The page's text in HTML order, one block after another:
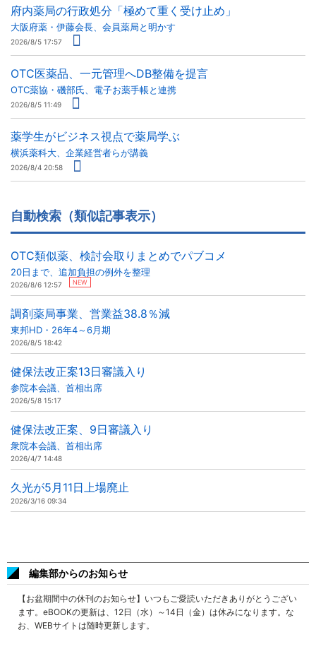
府内薬局の行政処分「極めて重く受け止め」
大阪府薬・伊藤会長、会員薬局と明かす
2026/8/5 17:57
OTC医薬品、一元管理へDB整備を提言
OTC薬協・磯部氏、電子お薬手帳と連携
2026/8/5 11:49
薬学生がビジネス視点で薬局学ぶ
横浜薬科大、企業経営者らが講義
2026/8/4 20:58
自動検索（類似記事表示）
OTC類似薬、検討会取りまとめでパブコメ
20日まで、追加負担の例外を整理
2026/8/6 12:57 NEW
調剤薬局事業、営業益38.8％減
東邦HD・26年4～6月期
2026/8/5 18:42
健保法改正案13日審議入り
参院本会議、首相出席
2026/5/8 15:17
健保法改正案、9日審議入り
衆院本会議、首相出席
2026/4/7 14:48
久光が5月11日上場廃止
2026/3/16 09:34
編集部からのお知らせ
【お盆期間中の休刊のお知らせ】いつもご愛読いただきありがとうござい
ます。eBOOKの更新は、12日（水）～14日（金）は休みになります。な
お、WEBサイトは随時更新します。